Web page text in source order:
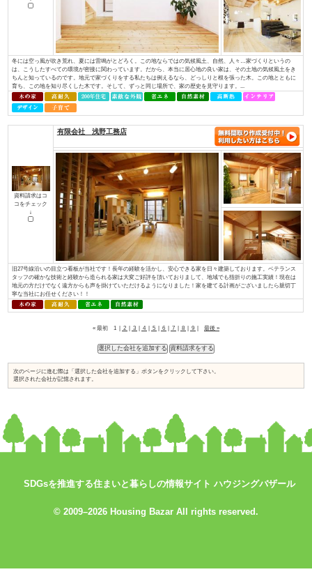
資料請求はコ
イデキョウホーム（株）
富士商圏（富士市･富士宮市）で注文住宅着工棟数第1位に認定JSK（住宅
棟数」の調査で、イデキョウグループが2015年に引き続き富士市実績Ｎｏ.
年に富士市に創業し、2018年には70周年を迎えました。地域に根ざした家
入れられている証と考え、今後も「地産地消でつくる、満足が持続する家づ
コをチェック
SDGsを推進する住まいと暮らしの情報サイト ハウジングバザール
© 2009–2026 Housing Bazar All rights reserved.